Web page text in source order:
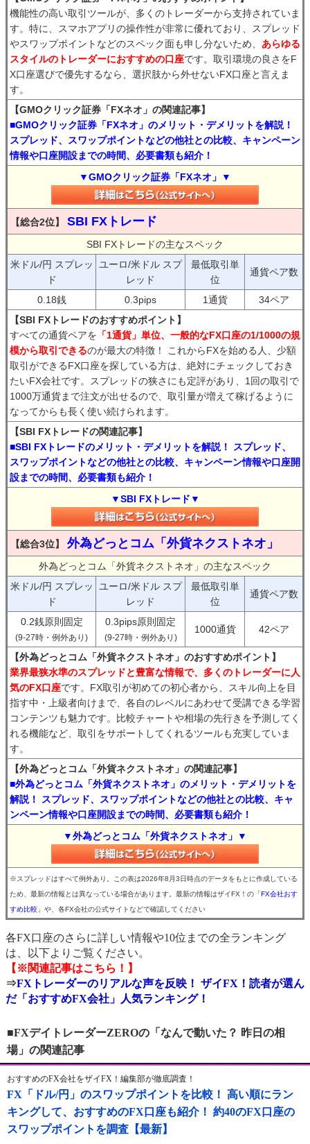
機能性の高い取引ツールが、多くのトレーダーから支持されていま
す。特に、スマホアプリの操作性が非常に優れており、スプレッド
やスワップポイントなどのスペック面も申し分ないため、 あらゆる
スタイルのトレーダーにおすすめの口座です。取引環境の良さをF
X口座選びで優先するなら、選択肢から外せないFX口座と言えま
す。
【GMOクリック証券「FXネオ」の関連記事】
■GMOクリック証券「FXネオ」のメリット・デメリットを解説！
スプレッド、スワップポイントなどの他社との比較、キャンペーン
情報や口座開設までの時間、必要書類も紹介！
▼GMOクリック証券「FXネオ」▼
【総合2位】 SBI FXトレード
SBI FXトレードの主なスペック
米ドル/円 スプレッ
ド
ユーロ/米ドル スプ
レッド
最低取引単
位
通貨ペア数
0.18銭 0.3pips 1通貨
34ペア
【SBI FXトレードのおすすめポイント】
すべての通貨ペアを 「1通貨」単位、一般的なFX口座の1/1000の規
模から取引できるのが最大の特徴！ これからFXを始める人、少額
取引ができるFX口座を探している方は、絶対にチェックしておき
たいFX会社です。スプレッドの狭さにも定評があり、1回の取引で
1000万通貨まで注文が出せるので、取引量が増えて稼げるように
なってからも長く使い続けられます。
【SBI FXトレードの関連記事】
■SBI FXトレードのメリット・デメリットを解説！ スプレッド、
スワップポイントなどの他社との比較、キャンペーン情報や口座開
設までの時間、必要書類も紹介！
▼SBI FXトレード▼
【総合3位】 外為どっとコム「外貨ネクストネオ」
外為どっとコム「外貨ネクストネオ」の主なスペック
米ドル/円 スプレッ
ド
ユーロ/米ドル スプ
レッド
最低取引単
位
通貨ペア数
0.2銭原則固定
(9-27時・例外あり)
0.3pips原則固定
(9-27時・例外あり)
1000通貨 42ペア
【外為どっとコム「外貨ネクストネオ」のおすすめポイント】
業界最狭水準のスプレッドと豊富な情報で、多くのトレーダーに人
気のFX口座です。FX取引が初めての初心者から、スキル向上を目
指す中・上級者向けまで、各自のレベルにあわせて受講できる学習
コンテンツも魅力です。比較チャートや相場の先行きを予測してく
れる機能など、取引をサポートしてくれるツールも充実していま
す。
【外為どっとコム「外貨ネクストネオ」の関連記事】
■外為どっとコム「外貨ネクストネオ」のメリット・デメリットを
解説！ スプレッド、スワップポイントなどの他社との比較、キャ
ンペーン情報や口座開設までの時間、必要書類も紹介！
▼外為どっとコム「外貨ネクストネオ」▼
※スプレッドはすべて例外あり。この表は2026年8月3日時点のデータをもとに作成している
ため、最新の情報とは異なっている場合があります。最新の情報はザイFX！の 「FX会社おす
すめ比較」 や、各FX会社の公式サイトなどで確認してください
各FX口座のさらに詳しい情報や10位までの全ランキング
は、以下よりご覧ください。
【※関連記事はこちら！】
⇒FXトレーダーのリアルな声を反映！ ザイFX！読者が選ん
だ「おすすめFX会社」人気ランキング！
■FXデイトレーダーZEROの「なんで動いた？ 昨日の相
場」の関連記事
おすすめのFX会社をザイFX！編集部が徹底調査！
FX「ドル/円」のスワップポイントを比較！ 高い順にラン
キングして、おすすめのFX口座も紹介！ 約40のFX口座の
スワップポイントを調査【最新】